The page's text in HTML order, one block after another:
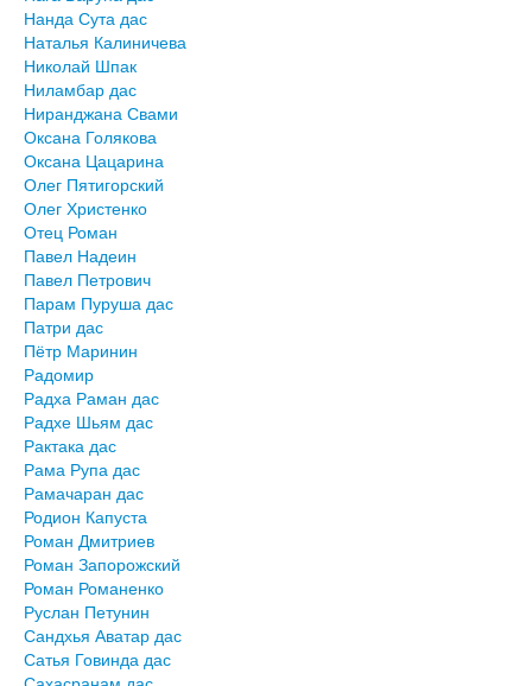
Нанда Сута дас
Наталья Калиничева
Николай Шпак
Ниламбар дас
Ниранджана Свами
Оксана Голякова
Оксана Цацарина
Олег Пятигорский
Олег Христенко
Отец Роман
Павел Надеин
Павел Петрович
Парам Пуруша дас
Патри дас
Пётр Маринин
Радомир
Радха Раман дас
Радхе Шьям дас
Рактака дас
Рама Рупа дас
Рамачаран дас
Родион Капуста
Роман Дмитриев
Роман Запорожский
Роман Романенко
Руслан Петунин
Сандхья Аватар дас
Сатья Говинда дас